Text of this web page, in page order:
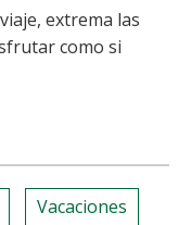
extrema las
como si
Vacaciones